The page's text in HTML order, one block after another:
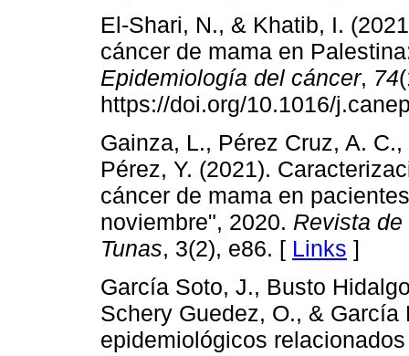
El-Shari, N., & Khatib, I.
cáncer de mama en
Epidemiología del cáncer, 74
https://doi.org/10.1016/
Gainza, L., Pérez Cruz, A.
Pérez, Y. (2021).
cáncer de mama en
noviembre", 2020. Revista
Tunas, 3(2), e86. [ Links ]
García Soto, J., Busto
Schery Guedez, O., &
epidemiológicos